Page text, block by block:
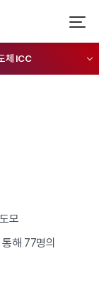
체 ICC
모
해 77명의